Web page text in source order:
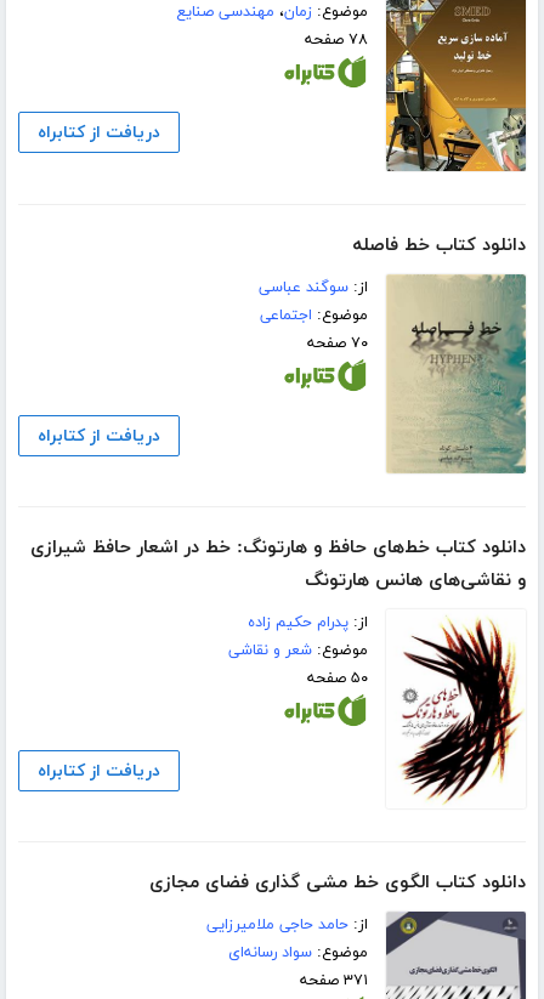
موضوع:زمان، مهندسی صنایع
۷۸ صفحه
دریافت از کتابراه
دانلود کتاب خط فاصله
از:سوگند عباسی
موضوع: اجتماعی
۷۰ صفحه
دریافت از کتابراه
دانلود کتاب خط‌های حافظ و هارتونگ: خط در اشعار حافظ شیرازی
و نقاشی‌های هانس هارتونگ
از:پدرام حکیم زاده
موضوع:شعر و نقاشی
۵۰ صفحه
دریافت از کتابراه
دانلود کتاب الگوی خط‌ مشی‌ گذاری فضای مجازی
از:حامد حاجی ملامیرزایی
موضوع:سواد رسانه‌ای
۳۷۱ صفحه